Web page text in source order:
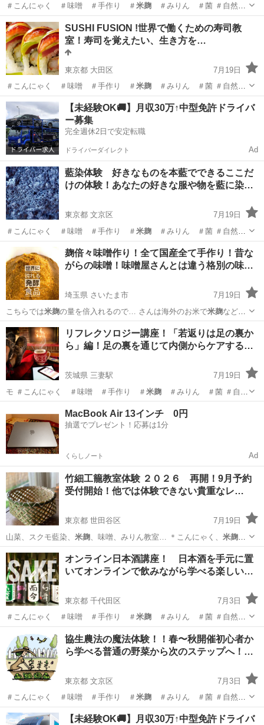
＃こんにゃく ＃味噌 ＃手作り ＃ 米麹＃みりん ＃菌 ＃自然菜
園 …
東京 中央区
SUSHI FUSION !世界で働くための寿司教
室！寿司を覚えたい、生き方を…
東京都 大田区
7月19日
＃こんにゃく ＃味噌 ＃手作り ＃ 米麹＃みりん ＃菌 ＃自然菜
園 ＃藍染…
東京 大田区 料理 魚の
【未経験OK🚚】月収30万↑中型免許ドライバ
ー募集
完全週休2日で安定転職
ドライバーダイレクト Ad
藍染体験 好きなものを本藍でできるここだ
けの体験！あなたの好きな服や物を藍に染…
東京都 文京区
7月19日
＃こんにゃく ＃味噌 ＃手作り ＃ 米麹＃みりん ＃菌 ＃自然菜
園 ＃藍染…
東京 日本文化 藍染
麹倍々味噌作り！全て国産全て手作り！昔な
がらの味噌！味噌屋さんとは違う格別の味…
埼玉県 さいたま市
7月19日
こちらでは米麹の量を倍入れるので… さんは海外のお米で米麹などを
作るところが… こちらでは米麹も自宅の田んぼから… 作るので最高級
品の米麹 が出来上がります。… その米麹で国産の大豆で仕込… きま
す。 ...
埼玉 さいたま市 生活知識 味噌
リフレクソロジー講座！「若返りは足の裏か
ら」編！足の裏を通じて内側からケアする…
茨城県 三妻駅
7月19日
モ ＃こんにゃく ＃味噌 ＃手作り ＃ 米麹＃みりん ＃菌 ＃自然
菜園 ＃藍染…
生活知識
MacBook Air 13インチ 0円
抽選でプレゼント！応募は1分
くらしノート Ad
竹細工籠教室体験 ２０２６ 再開！9月予約
受付開始！他では体験できない貴重なレ…
東京都 世田谷区
7月19日
山菜、スクモ藍染、 米麹 、味噌、みりん教室… ＊こんにゃく、 米麹、
みりん、倍々味噌… 味噌 ＃手作り ＃米麹＃みりん ＃菌 …
東京 世田谷区 日本文化 山菜
オンライン日本酒講座！ 日本酒を手元に置
いてオンラインで飲みながら学べる楽しい…
東京都 千代田区
7月3日
＃こんにゃく ＃味噌 ＃手作り ＃ 米麹＃みりん ＃菌 ＃自然菜
園東京 千代田区 その他 おつまみ
協生農法の魔法体験！！春〜秋開催初心者か
ら学べる普通の野菜から次のステップへ！…
東京都 文京区
7月3日
＃こんにゃく ＃味噌 ＃手作り ＃ 米麹＃みりん ＃菌 ＃自然菜
園 ＃藍染…
東京 文京区 生活知識 初心者
【未経験OK🚚】月収30万↑中型免許ドライバ